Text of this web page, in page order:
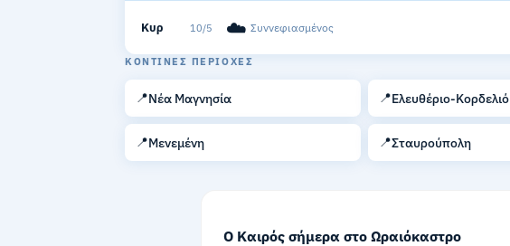
Κυρ 10/5 ☁️ Συννεφιασμένος
ΚΟΝΤΙΝΈΣ ΠΕΡΙΟΧΈΣ
📍Νέα Μαγνησία 📍Ελευθέριο-Κορδελιό
📍Μενεμένη 📍Σταυρούπολη
Ο Καιρός σήμερα στο Ωραιόκαστρο